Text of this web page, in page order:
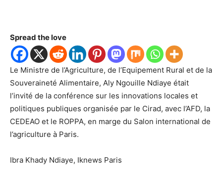
Spread the love
Le Ministre de l’Agriculture, de l’Equipement Rural et de la
Souveraineté Alimentaire, Aly Ngouille Ndiaye était
l’invité de la conférence sur les innovations locales et
politiques publiques organisée par le Cirad, avec l’AFD, la
CEDEAO et le ROPPA, en marge du Salon international de
l’agriculture à Paris.
Ibra Khady Ndiaye, Iknews Paris